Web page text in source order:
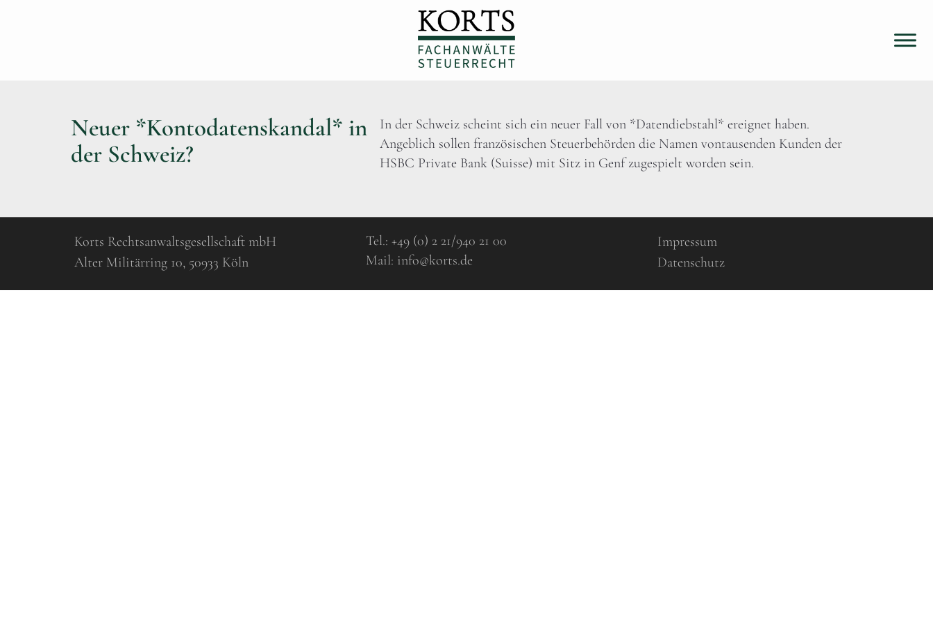
Neuer *Kontodatenskandal* in
der Schweiz?
In der Schweiz scheint sich ein neuer Fall von *Datendiebstahl* ereignet haben.
Angeblich sollen französischen Steuerbehörden die Namen vontausenden Kunden der
HSBC Private Bank (Suisse) mit Sitz in Genf zugespielt worden sein.
Korts Rechtsanwaltsgesellschaft mbH
Alter Militärring 10, 50933 Köln
Tel.: +49 (0) 2 21/940 21 00
Mail: info@korts.de
Impressum
Datenschutz